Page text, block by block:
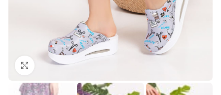
Büyütmek için tıklayın